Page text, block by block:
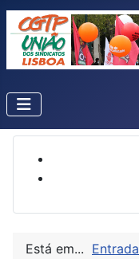
Está em... Entrada